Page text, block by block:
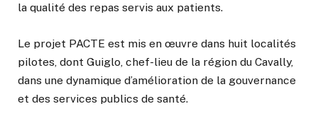
la qualité des repas servis aux patients.
Le projet PACTE est mis en œuvre dans huit localités
pilotes, dont Guiglo, chef-lieu de la région du Cavally,
dans une dynamique d’amélioration de la gouvernance
et des services publics de santé.